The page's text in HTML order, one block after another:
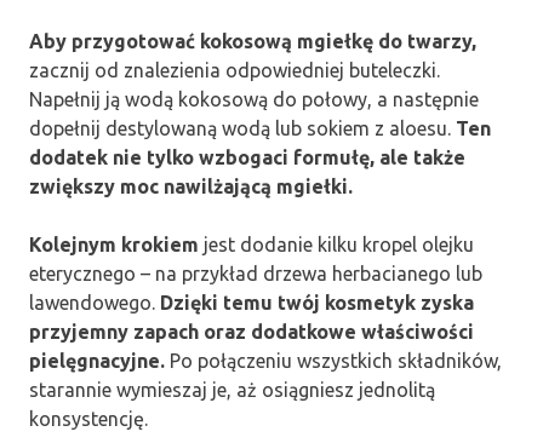
Aby przygotować kokosową mgiełkę do twarzy,
zacznij od znalezienia odpowiedniej buteleczki.
Napełnij ją wodą kokosową do połowy, a następnie
dopełnij destylowaną wodą lub sokiem z aloesu. Ten
dodatek nie tylko wzbogaci formułę, ale także
zwiększy moc nawilżającą mgiełki.
Kolejnym krokiem jest dodanie kilku kropel olejku
eterycznego – na przykład drzewa herbacianego lub
lawendowego. Dzięki temu twój kosmetyk zyska
przyjemny zapach oraz dodatkowe właściwości
pielęgnacyjne. Po połączeniu wszystkich składników,
starannie wymieszaj je, aż osiągniesz jednolitą
konsystencję.